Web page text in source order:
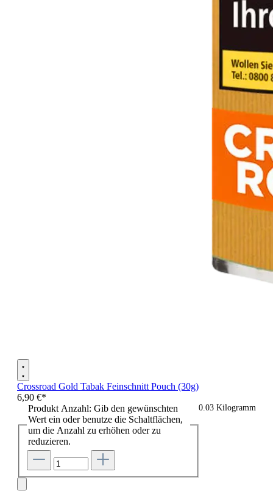
Crossroad Gold Tabak Feinschnitt Pouch (30g)
6,90 €*
0.03 Kilogramm
Produkt Anzahl: Gib den gewünschten
Wert ein oder benutze die Schaltflächen,
um die Anzahl zu erhöhen oder zu
reduzieren.